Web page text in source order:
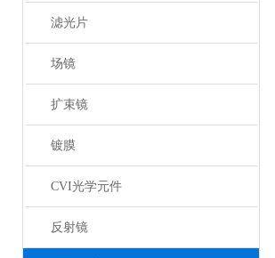
滤光片
场镜
扩束镜
镀膜
CVI光学元件
反射镜